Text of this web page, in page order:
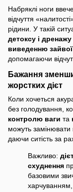
Набряклі ноги
відчуття
рідини. У такій
детоксу і
виведенню
допомагаючи
Бажання
жорстких дієт
Коли хочеться
без голодування,
контролю ваги та
можуть замінювати
даючи ситість за
Важливо:
схуднення
базовими
харчуванням,